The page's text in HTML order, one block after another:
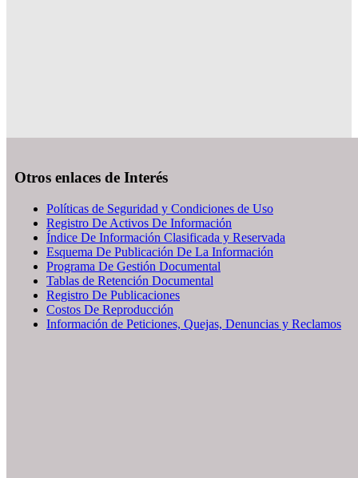
Otros enlaces de Interés
Políticas de Seguridad y Condiciones de Uso
Registro De Activos De Información
Índice De Información Clasificada y Reservada
Esquema De Publicación De La Información
Programa De Gestión Documental
Tablas de Retención Documental
Registro De Publicaciones
Costos De Reproducción
Información de Peticiones, Quejas, Denuncias y Reclamos